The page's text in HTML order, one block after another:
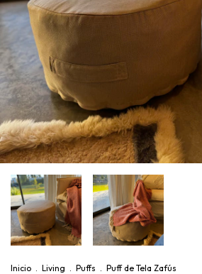
Inicio . Living . Puffs . Puff de Tela Zafús